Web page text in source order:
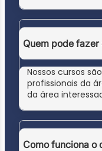
Quem pode fazer
Nossos cursos
profissionais da
da área
Como funciona o